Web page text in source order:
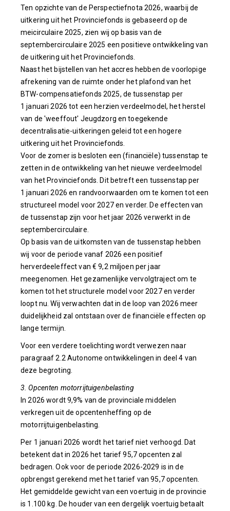
Ten opzichte van de Perspectiefnota 2026, waarbij de
uitkering uit het Provinciefonds is gebaseerd op de
meicirculaire 2025, zien wij op basis van de
septembercirculaire 2025 een positieve ontwikkeling van
de uitkering uit het Provinciefonds.
Naast het bijstellen van het accres hebben de voorlopige
afrekening van de ruimte onder het plafond van het
BTW-compensatiefonds 2025, de tussenstap per
1 januari 2026 tot een herzien verdeelmodel, het herstel
van de 'weeffout' Jeugdzorg en toegekende
decentralisatie-uitkeringen geleid tot een hogere
uitkering uit het Provinciefonds.
Voor de zomer is besloten een (financiële) tussenstap te
zetten in de ontwikkeling van het nieuwe verdeelmodel
van het Provinciefonds. Dit betreft een tussenstap per
1 januari 2026 en randvoorwaarden om te komen tot een
structureel model voor 2027 en verder. De effecten van
de tussenstap zijn voor het jaar 2026 verwerkt in de
septembercirculaire.
Op basis van de uitkomsten van de tussenstap hebben
wij voor de periode vanaf 2026 een positief
herverdeeleffect van € 9,2 miljoen per jaar
meegenomen. Het gezamenlijke vervolgtraject om te
komen tot het structurele model voor 2027 en verder
loopt nu. Wij verwachten dat in de loop van 2026 meer
duidelijkheid zal ontstaan over de financiële effecten op
lange termijn.
Voor een verdere toelichting wordt verwezen naar
paragraaf 2.2 Autonome ontwikkelingen in deel 4 van
deze begroting.
3. Opcenten motorrijtuigenbelasting
In 2026 wordt 9,9% van de provinciale middelen
verkregen uit de opcentenheffing op de
motorrijtuigenbelasting.
Per 1 januari 2026 wordt het tarief niet verhoogd. Dat
betekent dat in 2026 het tarief 95,7 opcenten zal
bedragen. Ook voor de periode 2026-2029 is in de
opbrengst gerekend met het tarief van 95,7 opcenten.
Het gemiddelde gewicht van een voertuig in de provincie
is 1.100 kg. De houder van een dergelijk voertuig betaalt